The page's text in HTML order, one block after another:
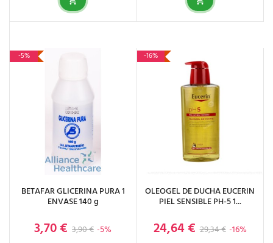
-5%
BETAFAR GLICERINA PURA 1
ENVASE 140 g
Precio base
3,90 € -5%
Precio
3,70 €
-16%
OLEOGEL DE DUCHA EUCERIN
PIEL SENSIBLE PH-5 1...
Precio base
29,34 € -16%
Precio
24,64 €